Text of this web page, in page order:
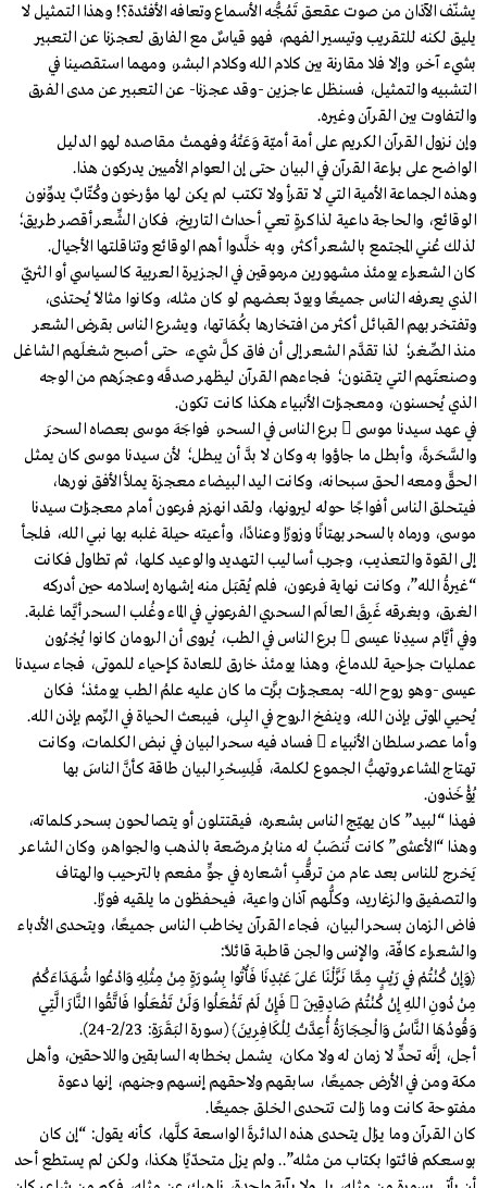
يشنّف الآذان من صوت عقعق تَمُجُّه الأسماع وتعافه الأفئدة؟! وهذا التمثيل لا
يليق لكنه للتقريب وتيسير الفهم، فهو قياسٌ مع الفارق لعجزنا عن التعبير
بشيء آخر، وإلا فلا مقارنة بين كلام الله وكلام البشر، ومهما استقصينا في
التشبيه والتمثيل، فسنظل عاجزين -وقد عجزنا- عن التعبير عن مدى الفرق
والتفاوت بين القرآن وغيره.
وإن نزول القرآن الكريم على أمة أميّة وَعَتْهُ وفهمتْ مقاصده لهو الدليل
الواضح على براعة القرآن في البيان حتى إن العوام الأميين يدركون هذا.
وهذه الجماعة الأمية التي لا تقرأ ولا تكتب لم يكن لها مؤرخون وكُتّابٌ يدوِّنون
الوقائع، والحاجة داعية لذاكرةٍ تعي أحداث التاريخ، فكان الشِّعر أقصر طريق؛
لذلك عُني المجتمع بالشعر أكثر، وبه خلَّدوا أهم الوقائع وتناقلتها الأجيال.
كان الشعراء يومئذ مشهورين مرموقين في الجزيرة العربية كالسياسي أو الثريّ
الذي يعرفه الناس جميعًا ويودّ بعضهم لو كان مثله، وكانوا مثالًا يُحتذى،
وتفتخر بهم القبائل أكثر من افتخارها بكُمَاتها، ويشرع الناس بقرض الشعر
منذ الصِّغر؛ لذا تقدَّم الشعر إلى أن فاق كلَّ شيء، حتى أصبح شغلَهم الشاغل
وصنعتَهم التي يتقنون؛ فجاءهم القرآن ليظهر صدقَه وعجزَهم من الوجه
الذي يُحسنون، ومعجزات الأنبياء هكذا كانت تكون.
في عهد سيدنا موسى  برع الناس في السحر، فواجَهَ موسى بعصاه السحرَ
والسَّحَرةَ، وأبطل ما جاؤوا به وكان لا بدَّ أن يبطل؛ لأن سيدنا موسى كان يمثل
الحقَّ ومعه الحق سبحانه، وكانت اليد البيضاء معجزة يملأ الأفق نورها،
فيتحلق الناس أفواجًا حوله ليرونها، ولقد انهزم فرعون أمام معجزات سيدنا
موسى، ورماه بالسحر بهتانًا وزورًا وعنادًا، وأعيته حيلة غلبه بها نبي الله، فلجأ
إلى القوة والتعذيب، وجرب أساليب التهديد والوعيد كلها، ثم تطاول فكانت
“غيرةُ الله”، وكانت نهاية فرعون، فلم يُقبَل منه إشهاره إسلامه حين أدركه
الغرق، وبغرقه غَرِقَ العالَم السحري الفرعوني في الماء وغُلب السحر أيَّما غلبة.
وفي أيَّام سيدِنا عيسى  برع الناس في الطب، يُروى أن الرومان كانوا يُجْرُون
عمليات جراحية للدماغ، وهذا يومئذ خارق للعادة كإحياء للموتى، فجاء سيدنا
عيسى -وهو روح الله- بمعجزات بزَّت ما كان عليه علمُ الطب يومئذ؛ فكان
يُحيي الموتى بإذن الله، وينفخ الروح في البِلى، فيبعث الحياة في الرِّمم بإذن الله.
وأما عصر سلطان الأنبياء  فساد فيه سحر البيان في نبض الكلمات، وكانت
تهتاج المشاعر وتهبُّ الجموع لكلمة، فَلِسِحْرِ البيان طاقة كأنَّ الناسَ بها
يُؤْخَذون.
فهذا “لبيد” كان يهيّج الناس بشعره، فيقتتلون أو يتصالحون بسحر كلماته،
وهذا “الأعشى” كانت تُنصَبُ له منابرُ مرصّعة بالذهب والجواهر، وكان الشاعر
يَخرج للناس بعد عام من ترقُّبِ أشعاره في جوٍّ مفعم بالترحيب والهتاف
والتصفيق والزغاريد، وكلُّهم آذان واعية، فيحفظون ما يلقيه فورًا.
فاض الزمان بسحر البيان، فجاء القرآن يخاطب الناس جميعًا، ويتحدى الأدباء
والشعراء كافّة، والإنس والجن قاطبة قائلًا:
﴿وَإِنْ كُنْتُمْ فِي رَيْبٍ مِمَّا نَزَّلْنَا عَلَى عَبْدِنَا فَأْتُوا بِسُورَةٍ مِنْ مِثْلِهِ وَادْعُوا شُهَدَاءَكُمْ
مِنْ دُونِ اللهِ إِنْ كُنْتُمْ صَادِقِينَ  فَإِنْ لَمْ تَفْعَلُوا وَلَنْ تَفْعَلُوا فَاتَّقُوا النَّارَ الَّتِي
وَقُودُهَا النَّاسُ وَالْحِجَارَةُ أُعِدَّتْ لِلْكَافِرِينَ﴾ (سورة البَقَرَةِ: 2/23-24).
أجل، إنَّه تحدٍّ لا زمان له ولا مكان، يشمل بخطابه السابقين واللاحقين، وأهل
مكة ومن في الأرض جميعًا، سابقهم ولاحقهم إنسهم وجنهم، إنها دعوة
مفتوحة كانت وما زالت تتحدى الخلق جميعًا.
كان القرآن وما يزال يتحدى هذه الدائرةَ الواسعة كلَّها، كأنه يقول: “إن كان
بوسعكم فائتوا بكتاب من مثله”.. ولم يزل متحدّيًا هكذا، ولكن لم يستطع أحد